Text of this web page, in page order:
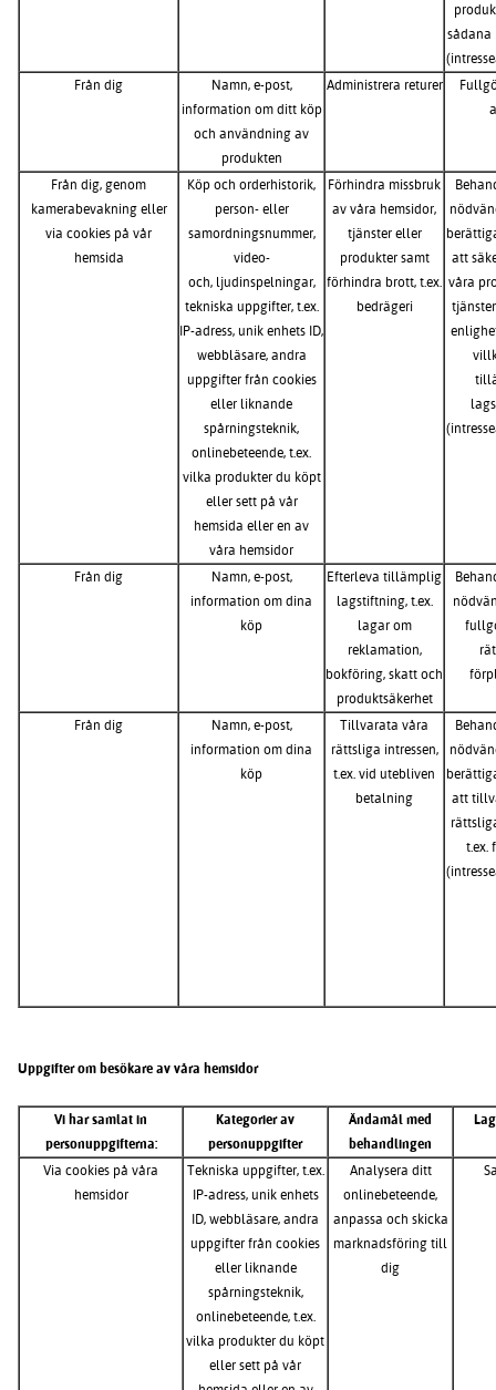
sådana
Från dig
Namn, e-post,
information om ditt köp
och användning av
produkten
Administrera returer
Från dig, genom
kamerabevakning eller
via cookies på vår
hemsida
Köp och orderhistorik,
person- eller
samordningsnummer,
video-
och, ljudinspelningar,
tekniska uppgifter, t.ex.
IP-adress, unik enhets ID,
webbläsare, andra
uppgifter från cookies
eller liknande
spårningsteknik,
onlinebeteende, t.ex.
vilka produkter du köpt
eller sett på vår
hemsida eller en av
våra hemsidor
Förhindra missbruk
av våra hemsidor,
tjänster eller
produkter samt
förhindra brott, t.ex.
bedrägeri
att
våra
Från dig
Namn, e-post,
information om dina
köp
Efterleva tillämplig
lagstiftning, t.ex.
lagar om
reklamation,
bokföring, skatt och
produktsäkerhet
Från dig
Namn, e-post,
information om dina
köp
Tillvarata våra
rättsliga intressen,
t.ex. vid utebliven
betalning
att
t.ex.
Uppgifter om besökare av våra hemsidor
Vi har samlat in
personuppgifterna:
Kategorier av
personuppgifter
Ändamål med
behandlingen
Via cookies på våra
hemsidor
Tekniska uppgifter, t.ex.
IP-adress, unik enhets
ID, webbläsare, andra
uppgifter från cookies
eller liknande
spårningsteknik,
onlinebeteende, t.ex.
vilka produkter du köpt
eller sett på vår
Analysera ditt
onlinebeteende,
anpassa och skicka
marknadsföring till
dig